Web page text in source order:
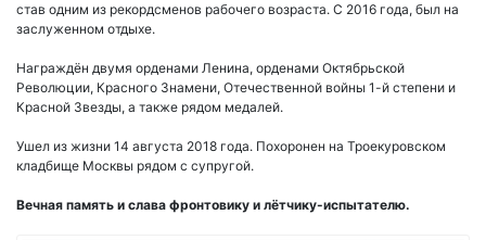
став одним из рекордсменов рабочего возраста. С 2016 года, был на
заслуженном отдыхе.
Награждён двумя орденами Ленина, орденами Октябрьской
Революции, Красного Знамени, Отечественной войны 1-й степени и
Красной Звезды, а также рядом медалей.
Ушел из жизни 14 августа 2018 года. Похоронен на Троекуровском
кладбище Москвы рядом с супругой.
Вечная память и слава фронтовику и лётчику-испытателю.